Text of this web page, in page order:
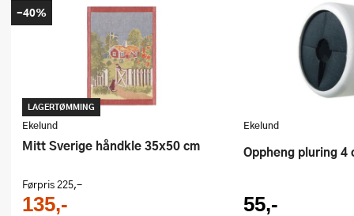
LAGERTØMMING
Ekelund
Mitt Sverige håndkle 35x50 cm
Førpris225,-
135,-
-40%
Ekelund
Oppheng pluring
55,-